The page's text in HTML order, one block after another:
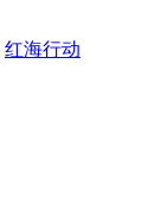
红海行动